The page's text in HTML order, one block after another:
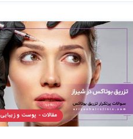
مقالات - پوست و زیبایی